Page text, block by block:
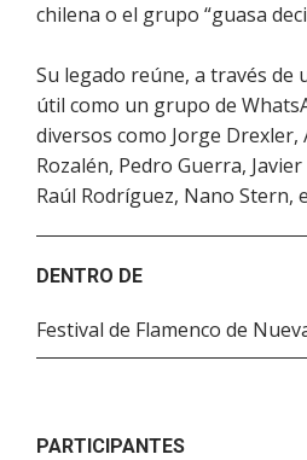
chilena o el grupo “guasa
Su legado reúne, a través de
útil como un grupo de
diversos como Jorge Drexler,
Rozalén, Pedro Guerra,
Raúl Rodríguez, Nano Stern,
DENTRO DE
Festival de Flamenco de
PARTICIPANTES